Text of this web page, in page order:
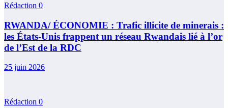
Rédaction 0
RWANDA/ ÉCONOMIE : Trafic illicite de minerais :
les États-Unis frappent un réseau Rwandais lié à l’or
de l’Est de la RDC
25 juin 2026
Rédaction 0